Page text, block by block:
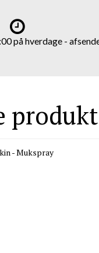
på hverdage -
- Mukspray